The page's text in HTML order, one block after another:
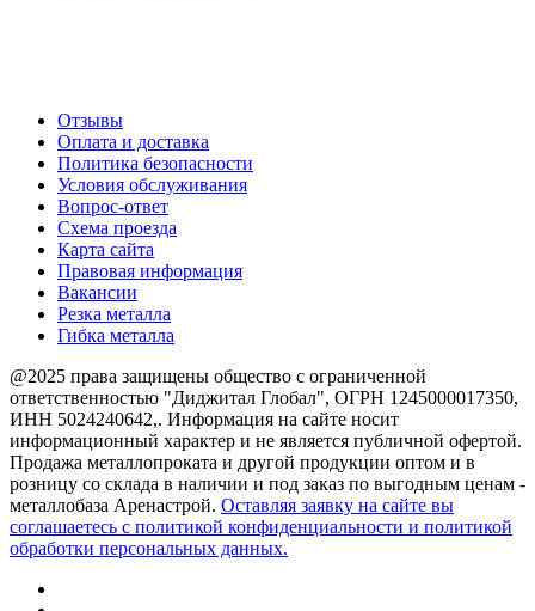
Отзывы
Оплата и доставка
Политика безопасности
Условия обслуживания
Вопрос-ответ
Схема проезда
Карта сайта
Правовая информация
Вакансии
Резка металла
Гибка металла
@2025 права защищены общество с ограниченной
ответственностью "Диджитал Глобал", ОГРН 1245000017350,
ИНН 5024240642,. Информация на сайте носит
информационный характер и не является публичной офертой.
Продажа металлопроката и другой продукции оптом и в
розницу со склада в наличии и под заказ по выгодным ценам -
металлобаза Аренастрой. Оставляя заявку на сайте вы
соглашаетесь с политикой конфиденциальности и политикой
обработки персональных данных.